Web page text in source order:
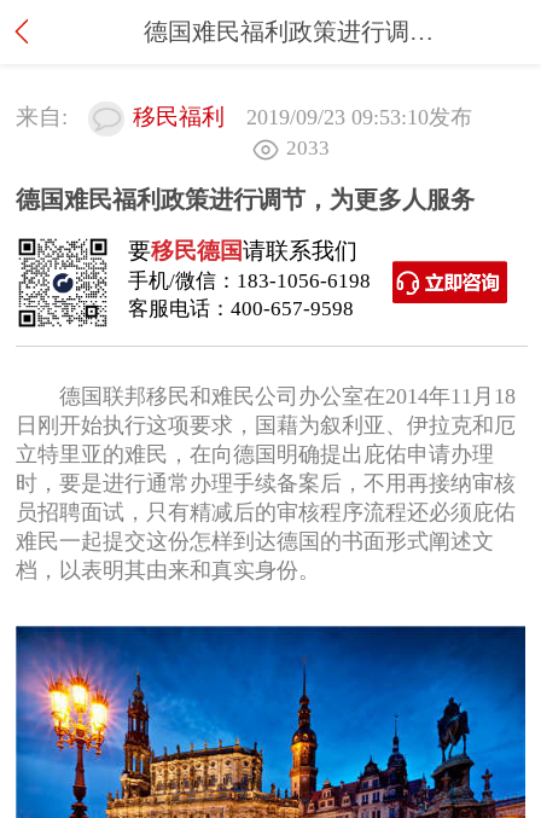
德国难民福利政策进行调节，为更多人服务
来自: 移民福利 2019/09/23 09:53:10发布
2033
德国难民福利政策进行调节，为更多人服务
要移民德国请联系我们
手机/微信： 183-1056-6198
客服电话： 400-657-9598
德国联邦移民和难民公司办公室在2014年11月18
日刚开始执行这项要求，国藉为叙利亚、伊拉克和厄
立特里亚的难民，在向德国明确提出庇佑申请办理
时，要是进行通常办理手续备案后，不用再接纳审核
员招聘面试，只有精减后的审核程序流程还必须庇佑
难民一起提交这份怎样到达德国的书面形式阐述文
档，以表明其由来和真实身份。